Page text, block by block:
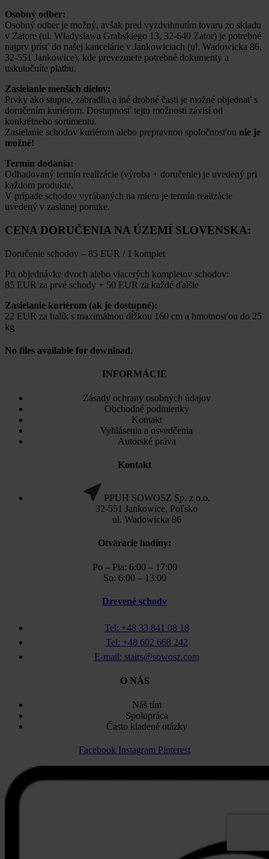
Osobný odber:
Osobný odber je možný, avšak pred vyzdvihnutím tovaru zo skladu
v Zatore (ul. Władysława Grabskiego 13, 32-640 Zator) je potrebné
najprv prísť do našej kancelárie v Jankowiciach (ul. Wadowicka 86,
32-551 Jankowice), kde prevezmete potrebné dokumenty a
uskutočníte platbu.
Zasielanie menších dielov:
Prvky ako stupne, zábradlia a iné drobné časti je možné objednať s
doručením kuriérom. Dostupnosť tejto možnosti závisí od
konkrétneho sortimentu.
Zasielanie schodov kuriérom alebo prepravnou spoločnosťou nie je
možné!
Termín dodania:
Odhadovaný termín realizácie (výroba + doručenie) je uvedený pri
každom produkte.
V prípade schodov vyrábaných na mieru je termín realizácie
uvedený v zaslanej ponuke.
CENA DORUČENIA NA ÚZEMÍ SLOVENSKA:
Doručenie schodov – 85 EUR / 1 komplet
Pri objednávke dvoch alebo viacerých kompletov schodov:
85 EUR za prvé schody + 50 EUR za každé ďalšie
Zasielanie kuriérom (ak je dostupné):
22 EUR za balík s maximálnou dĺžkou 160 cm a hmotnosťou do 25
kg
No files available for download.
INFORMÁCIE
Zásady ochrany osobných údajov
Obchodné podmienky
Kontakt
Vyhlásenia a osvedčenia
Autorské práva
Kontakt
PPUH SOWOSZ Sp. z o.o.
32-551 Jankowice, Poľsko
ul. Wadowicka 86
Otváracie hodiny:
Po – Pia: 6:00 – 17:00
So: 6:00 – 13:00
Drevené schody
Tel: +48 33 841 08 18
Tel: +48 602 668 242
E-mail: stairs@sowosz.com
O NÁS
Náš tím
Spolupráca
Často kladené otázky
Facebook Instagram Pinterest